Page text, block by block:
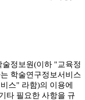
정보원(이하 "교육정
학술연구정보서비스
스" 라함)의 이용에
타 필요한 사항을 규